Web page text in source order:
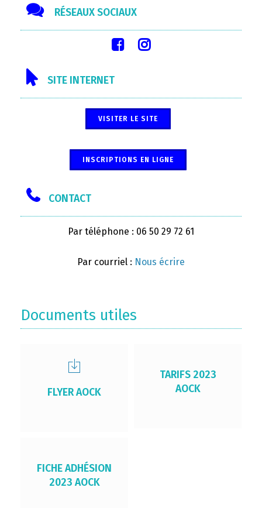
RÉSEAUX SOCIAUX
SITE INTERNET
VISITER LE SITE
INSCRIPTIONS EN LIGNE
CONTACT
Par téléphone : 06 50 29 72 61
Par courriel : Nous écrire
Documents utiles
FLYER AOCK
TARIFS 2023
AOCK
FICHE ADHÉSION
2023 AOCK